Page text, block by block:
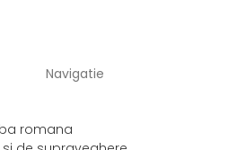
romana